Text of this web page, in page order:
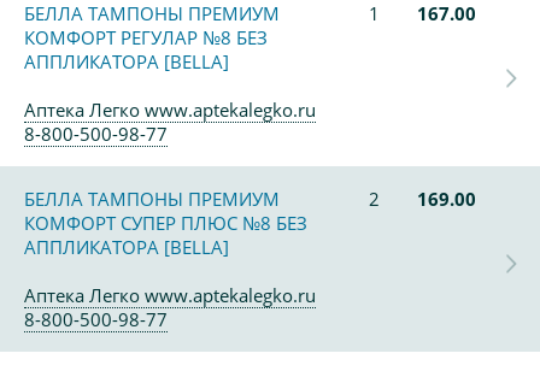
БЕЛЛА ТАМПОНЫ ПРЕМИУМ
КОМФОРТ РЕГУЛАР №8 БЕЗ
АППЛИКАТОРА [BELLA]
1 167.00
Аптека Легко www.aptekalegko.ru
8-800-500-98-77
БЕЛЛА ТАМПОНЫ ПРЕМИУМ
КОМФОРТ СУПЕР ПЛЮС №8 БЕЗ
АППЛИКАТОРА [BELLA]
2 169.00
Аптека Легко www.aptekalegko.ru
8-800-500-98-77